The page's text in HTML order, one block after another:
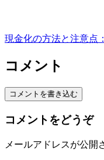
現金化の方法と注意点
コメント
コメントを書き込む
コメントをどうぞ
メールアドレスが公開